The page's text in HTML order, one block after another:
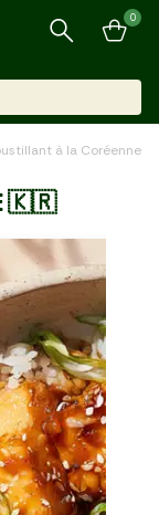
0
à la Coréenne
🇰🇷